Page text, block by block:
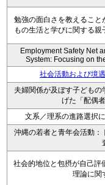
勉強の面白さを教えるこ
もの生活と学びに関する
Employment Safety Net
System: Focusing on
社会活動および境
夫婦関係が及ぼす子ども
げた「配偶
文系／理系の進路選択
沖縄の若者と青年会活動：
社会的地位と包摂が自己
理論に